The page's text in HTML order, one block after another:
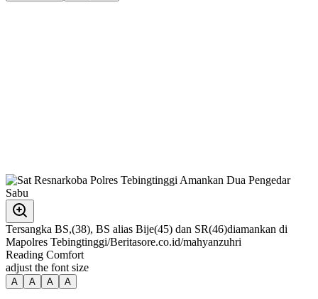
Tersangka BS,(38), BS alias Bije(45) dan SR(46)diamankan di
Mapolres Tebingtinggi/Beritasore.co.id/mahyanzuhri
Reading Comfort
adjust the font size
A A A A